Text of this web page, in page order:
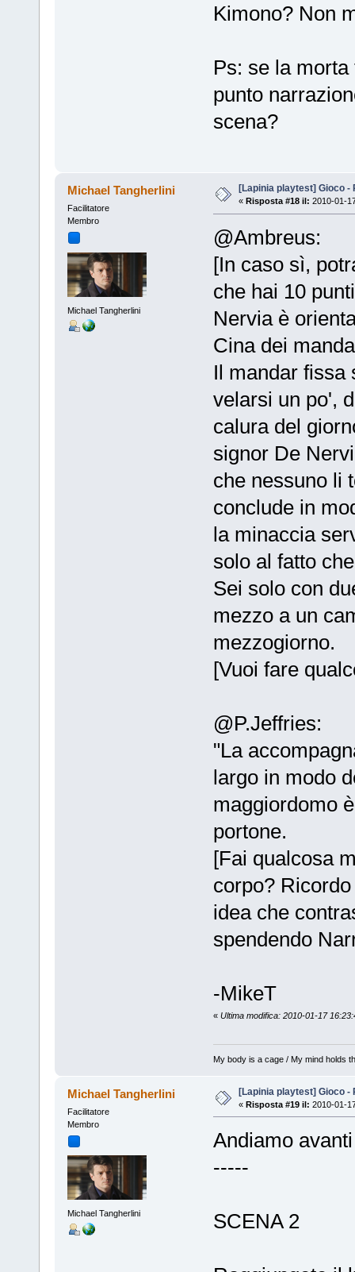
Kimono? Non
Ps: se la
punto
scena?
Michael Tangherlini
Facilitatore
Membro
Michael Tangherlini
[Lapinia playtest] Gioco -
« Risposta #18 il: 2010-01-
@Ambreus:
[In caso sì,
che hai 10
Nervia è
Cina dei
Il mandar fissa
velarsi un po',
calura del
signor De
che nessuno li
conclude in
la minaccia
solo al fatto
Sei solo con
mezzo a un
mezzogiorno.
[Vuoi fare
@P.Jeffries:
"La
largo in modo
maggiordomo
portone.
[Fai qualcosa
corpo?
idea che
spendendo
-MikeT
« Ultima modifica: 2010-01-17
My body is a cage / My mind holds
Michael Tangherlini
Facilitatore
Membro
Michael Tangherlini
[Lapinia playtest] Gioco -
« Risposta #19 il: 2010-01-
Andiamo
-----
SCENA 2